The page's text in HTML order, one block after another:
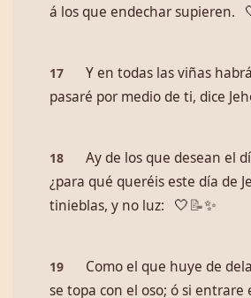
á los que endechar supieren.
17
Y en todas las viñas
pasaré por medio de ti, dice
18
Ay de los que desean el
¿para qué queréis este día de
tinieblas, y no luz:
🤍 📝✨
19
Como el que huye de
se topa con el oso; ó si entrare